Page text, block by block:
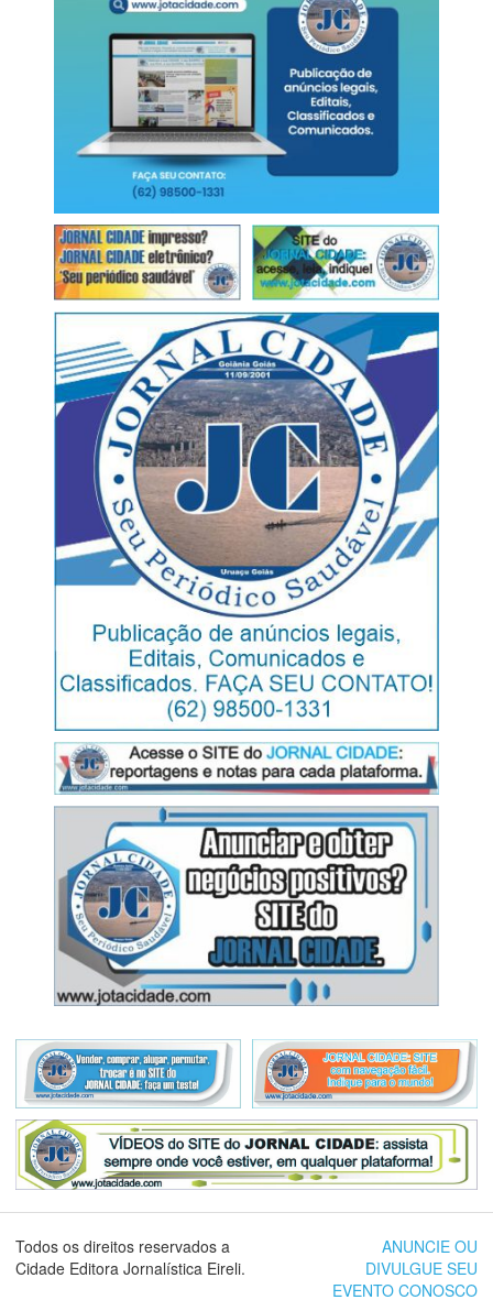
Todos os direitos reservados a
Cidade Editora Jornalística Eireli.
ANUNCIE OU
DIVULGUE SEU
EVENTO CONOSCO